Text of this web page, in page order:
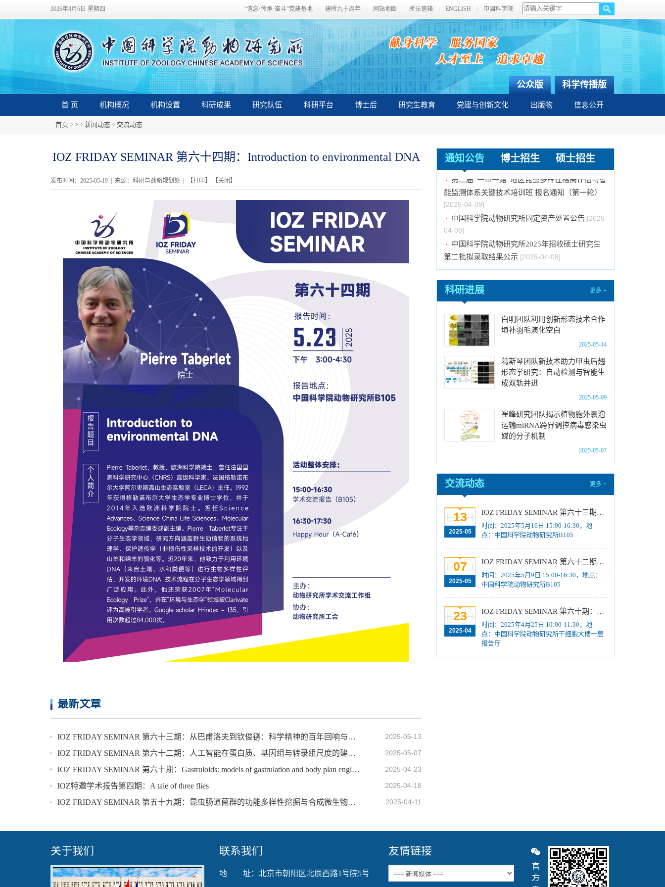
2026年8月6日 星期四 "信念·传承·奋斗"党建基地 建所九十周年 网站地图 所长信箱 ENGLISH 中国科学院
科学传播版
公众版
首 页 机构概况 机构设置 科研成果 研究队伍 科研平台 博士后 研究生教育 党建与创新文化 出版物 信息公开
首页 > > > 新闻动态 > 交流动态
IOZ FRIDAY SEMINAR 第六十四期：Introduction to environmental DNA
发布时间：2025-05-19 | 来源：科研与战略规划处 | 【打印】 【关闭 】
最新文章
2025-05-13
IOZ FRIDAY SEMINAR 第六十三期：从巴甫洛夫到钦俊德：科学精神的百年回响与我的探索之路
2025-05-07
IOZ FRIDAY SEMINAR 第六十二期：人工智能在蛋白质、基因组与转录组尺度的建模探索
2025-04-23
IOZ FRIDAY SEMINAR 第六十期：Gastruloids: models of gastrulation and body plan engineering
2025-04-18
IOZ特邀学术报告第四期：A tale of three flies
2025-04-11
IOZ FRIDAY SEMINAR 第五十九期：昆虫肠道菌群的功能多样性挖掘与合成微生物组构建
通知公告 博士招生 硕士招生
资产处置项目成交结果公告[2025-04-15]
第二届“一带一路”地区昆虫多样性格局评估与智
能监测体系关键技术培训班 报名通知（第一轮）
[2025-04-09]
中国科学院动物研究所固定资产处置公告
04-08]
中国科学院动物研究所2025年招收硕士研究生
第二批拟录取结果公示[2025-04-08]
中国科学院动物研究所2025年招收硕士研究生
复试分数线及复试名单公告
中国科学院动物研究所2025年招收硕士学位研
究生复试录取办法[2025-03-18]
中国科学院动物研究所国家动物博物馆动物标本
修复养护比选公告[2025-02-17]
中国科学院动物研究所2024年第二批报废固定
资产处置项目成交结果公告[2025-04-15]
能监测体系关键技术培训班 报名通知（第一轮）
[2025-04-09]
中国科学院动物研究所固定资产处置公告
第二批拟录取结果公示
中国科学院动物研究所2025年招收硕士研究生
复试及拟录取结果公示
[2025-04-01]
中国科学院动物研究所2025年招收硕士研究生
复试分数线及复试名单公告[2025-03-18]
中国科学院动物研究所2025年招收硕士学位研
究生复试录取办法[2025-03-18]
中国科学院动物研究所国家动物博物馆动物标本
科研进展 更多 +
白明团队利用创新形态技术合作
填补羽毛演化空白
2025-05-14
葛斯琴团队新技术助力甲虫后翅
形态学研究：自动检测与智能生
成双轨并进
2025-05-09
崔峰研究团队揭示植物胞外囊泡
运输miRNA跨界调控病毒感染虫
媒的分子机制
2025-05-07
交流动态 更多 +
13
2025-05
IOZ FRIDAY SEMINAR 第六十三期：从巴甫洛夫到钦俊德：科学精神的百年回响与我的探索之路
时间：2025年5月16日 15:00-16:30，地
点：中国科学院动物研究所B105
07
2025-05
IOZ FRIDAY SEMINAR 第六十二期：人工智能在蛋白质、基因组与转录组尺度的建模探索
时间：2025年5月9日 15:00-16:30，地点：
中国科学院动物研究所B105
23
2025-04
IOZ FRIDAY SEMINAR 第六十期：Gastruloids: models of gastrulation and body plan engineering
时间：2025年4月25日 10:00-11:30，地
点：中国科学院动物研究所干细胞大楼十层
报告厅
关于我们 联系我们
地 址：北京市朝阳区北辰西路1号院5号
友情链接